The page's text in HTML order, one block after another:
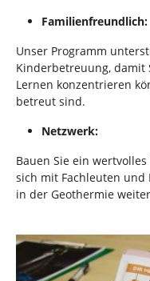
Familienfreundlich:
Unser Programm
Kinderbetreuung, damit
Lernen konzentrieren
betreut sind.
Netzwerk:
Bauen Sie ein
sich mit Fachleuten
in der Geothermie